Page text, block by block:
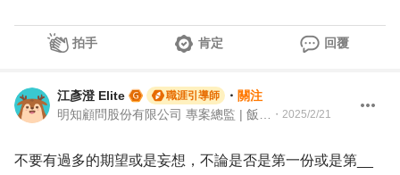
拍手 肯定 回覆
江彥澄 Elite 職涯引導師 ・ 關注
・ 2025/2/21
不要有過多的期望或是妄想，不論是否是第一份或是第__